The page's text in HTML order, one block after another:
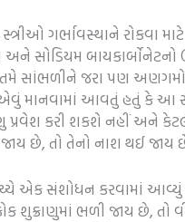
ગર્ભાવસ્થાને રોકવા માટે
સોડિયમ બાયકાર્બોનેટનો
તમે સાંભળીને જરા પણ
માનવામાં આવતું હતું કે આ
પ્રવેશ કરી શકશે નહીં અને
છે, તો તેનો નાશ થઈ જાય
એક સંશોધન કરવામાં
શુક્રાણુમાં ભળી જાય છે, તો